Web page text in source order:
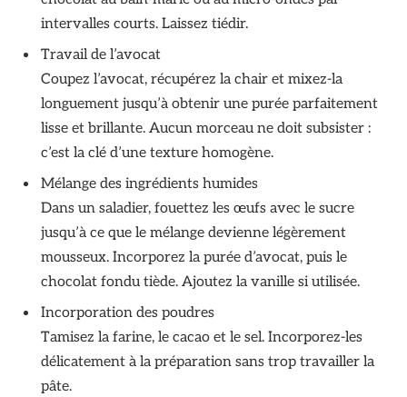
intervalles courts. Laissez tiédir.
Travail de l’avocat
Coupez l’avocat, récupérez la chair et mixez-la
longuement jusqu’à obtenir une purée parfaitement
lisse et brillante. Aucun morceau ne doit subsister :
c’est la clé d’une texture homogène.
Mélange des ingrédients humides
Dans un saladier, fouettez les œufs avec le sucre
jusqu’à ce que le mélange devienne légèrement
mousseux. Incorporez la purée d’avocat, puis le
chocolat fondu tiède. Ajoutez la vanille si utilisée.
Incorporation des poudres
Tamisez la farine, le cacao et le sel. Incorporez-les
délicatement à la préparation sans trop travailler la
pâte.